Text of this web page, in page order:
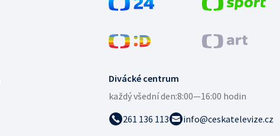
Divácké centrum
každý všední den:8:00—16:00 hodin
261 136 113
info@ceskatelevize.cz